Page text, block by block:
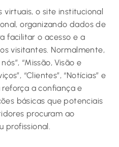
virtuais, o site institucional
organizando dados de
facilitar o acesso e a
visitantes. Normalmente,
“Missão, Visão e
“Clientes”, “Notícias” e
reforça a confiança e
básicas que potenciais
procuram ao
profissional.